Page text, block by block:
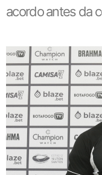
acordo antes da